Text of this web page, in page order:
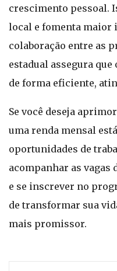
crescimento pessoal.
local e fomenta maior
colaboração entre as
estadual assegura
de forma eficiente,
Se você deseja
uma renda mensal
oportunidades de
acompanhar as vagas
e se inscrever no
de transformar sua
mais promissor.